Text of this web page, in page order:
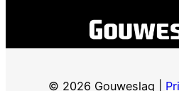
© 2026 Gouweslag |